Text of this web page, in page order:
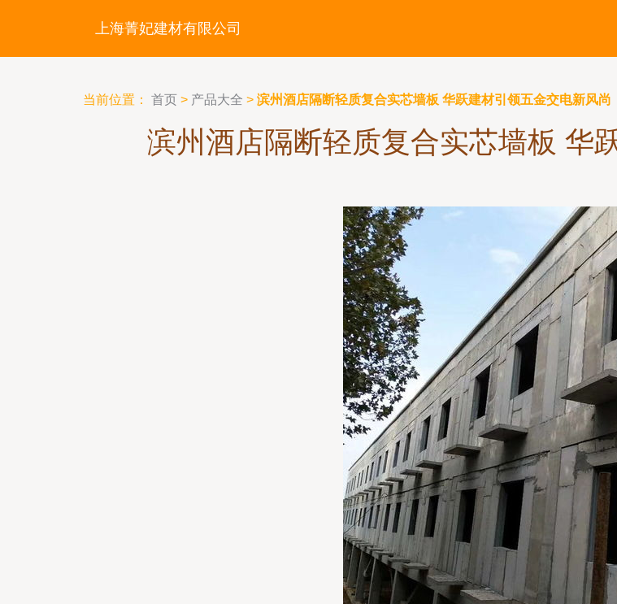
上海菁妃建材有限公司
当前位置： 首页 > 产品大全 > 滨州酒店隔断轻质复合实芯墙板 华跃建材引领五金交电新风尚
滨州酒店隔断轻质复合实芯墙板 华